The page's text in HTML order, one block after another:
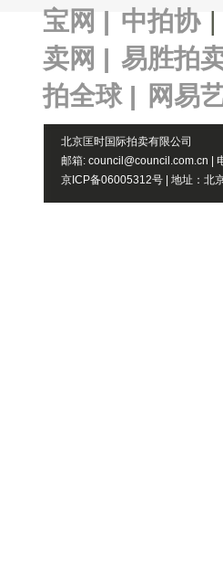
宝网 | 中拍协 |
卖网 | 易胜拍
拍全球 |
网易
北京匡时国际拍卖有限公司
邮箱: council@council.com.cn |
京ICP备06005312号 | 地址：北